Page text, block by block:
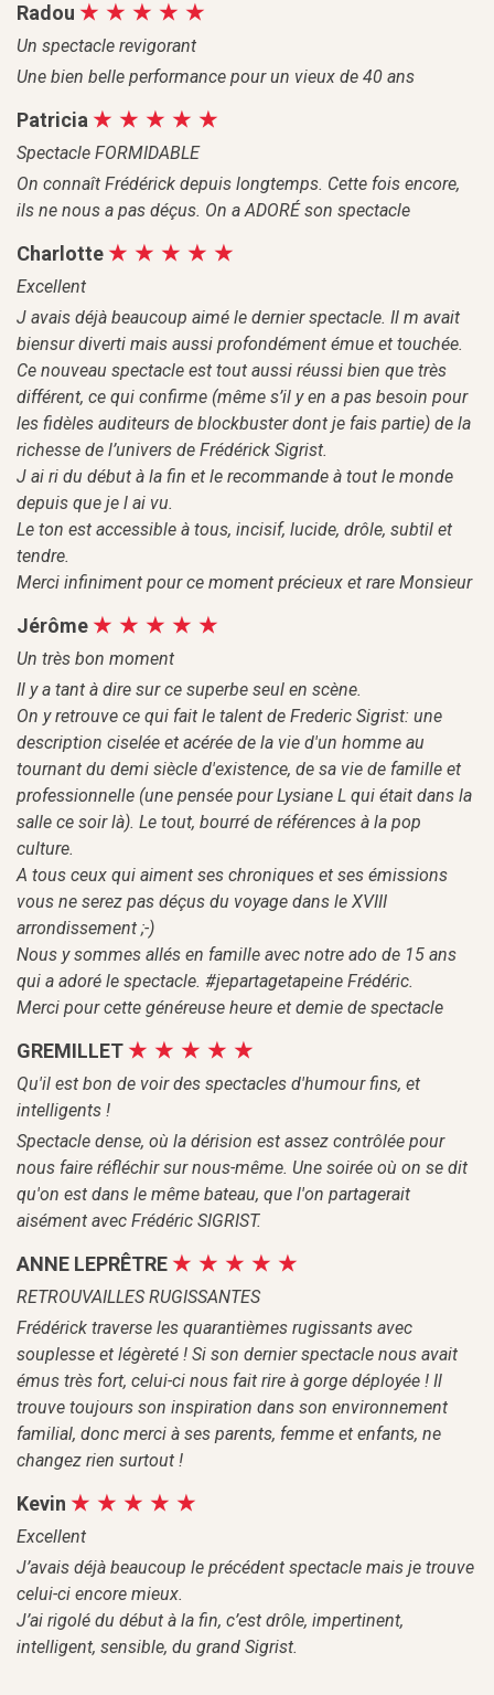
Radou
Un spectacle revigorant
Une bien belle performance pour un vieux de 40 ans
Patricia
Spectacle FORMIDABLE
On connaît Frédérick depuis longtemps. Cette fois encore,
ils ne nous a pas déçus. On a ADORÉ son spectacle
Charlotte
Excellent
J avais déjà beaucoup aimé le dernier spectacle. Il m avait
biensur diverti mais aussi profondément émue et touchée.
Ce nouveau spectacle est tout aussi réussi bien que très
différent, ce qui confirme (même s’il y en a pas besoin pour
les fidèles auditeurs de blockbuster dont je fais partie) de la
richesse de l’univers de Frédérick Sigrist.
J ai ri du début à la fin et le recommande à tout le monde
depuis que je l ai vu.
Le ton est accessible à tous, incisif, lucide, drôle, subtil et
tendre.
Merci infiniment pour ce moment précieux et rare Monsieur
Jérôme
Un très bon moment
Il y a tant à dire sur ce superbe seul en scène.
On y retrouve ce qui fait le talent de Frederic Sigrist: une
description ciselée et acérée de la vie d'un homme au
tournant du demi siècle d'existence, de sa vie de famille et
professionnelle (une pensée pour Lysiane L qui était dans la
salle ce soir là). Le tout, bourré de références à la pop
culture.
A tous ceux qui aiment ses chroniques et ses émissions
vous ne serez pas déçus du voyage dans le XVIII
arrondissement ;-)
Nous y sommes allés en famille avec notre ado de 15 ans
qui a adoré le spectacle. #jepartagetapeine Frédéric.
Merci pour cette généreuse heure et demie de spectacle
GREMILLET
Qu'il est bon de voir des spectacles d'humour fins, et
intelligents !
Spectacle dense, où la dérision est assez contrôlée pour
nous faire réfléchir sur nous-même. Une soirée où on se dit
qu'on est dans le même bateau, que l'on partagerait
aisément avec Frédéric SIGRIST.
ANNE LEPRÊTRE
RETROUVAILLES RUGISSANTES
Frédérick traverse les quarantièmes rugissants avec
souplesse et légèreté ! Si son dernier spectacle nous avait
émus très fort, celui-ci nous fait rire à gorge déployée ! Il
trouve toujours son inspiration dans son environnement
familial, donc merci à ses parents, femme et enfants, ne
changez rien surtout !
Kevin
Excellent
J’avais déjà beaucoup le précédent spectacle mais je trouve
celui-ci encore mieux.
J’ai rigolé du début à la fin, c’est drôle, impertinent,
intelligent, sensible, du grand Sigrist.